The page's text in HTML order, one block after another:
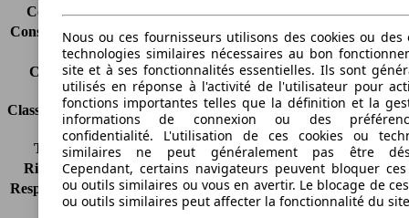
Consommation (route)
-
Consommation (combinée)* -
Classe d'émissions
Euro 6d-TEMP
Capacité du réservoir
40 l
Classes d'assurance
Tous risques
-
Risques partiels
-
Responsabilité civile -
HSN/TSN
n.c./n.c.
Nous ou ces fournisseurs utilisons des cookies ou des
technologies similaires nécessaires au bon
site et à ses fonctionnalités essentielles. Ils sont
utilisés en réponse à l'activité de l'utilisateur pour
fonctions importantes telles que la définition et la
informations de connexion ou des
confidentialité. L'utilisation de ces cookies ou
similaires ne peut généralement pas être
Cependant, certains navigateurs peuvent bloquer ces
ou outils similaires ou vous en avertir. Le blocage de
ou outils similaires peut affecter la fonctionnalité du